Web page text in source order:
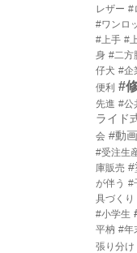
レザー #
#ワンロ
#上手 #
身 #二方
仔犬 #企
便利 #
先進 #公
ライド
会 #動画
#受注生
庫販売 #
が伴う #
具づくり
#小学生
平枘 #年
張り分け